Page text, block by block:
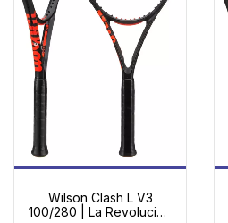
Wilson Clash L V3
100/280 | La Revolución